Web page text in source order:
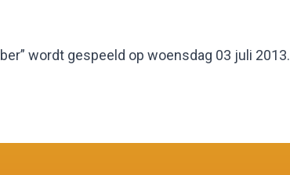
wordt gespeeld op woensdag 03 juli 2013.